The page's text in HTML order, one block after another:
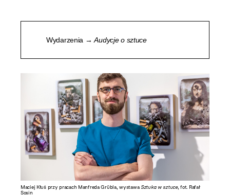
Wydarzenia →Audycje o sztuce
Maciej Kłuś przy pracach Manfreda Grübla, wystawa Sztuka w sztuce, fot. Rafał
Sosin